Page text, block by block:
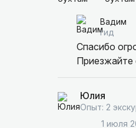
Вадим
гид
Спасибо
Приезжайте
Юлия
Опыт: 2
1 июля